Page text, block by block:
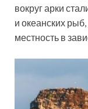
вокруг арки
и океанских
местность в